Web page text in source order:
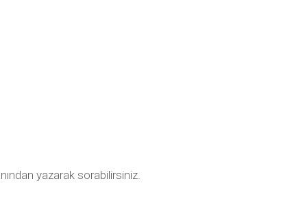
yazarak sorabilirsiniz.